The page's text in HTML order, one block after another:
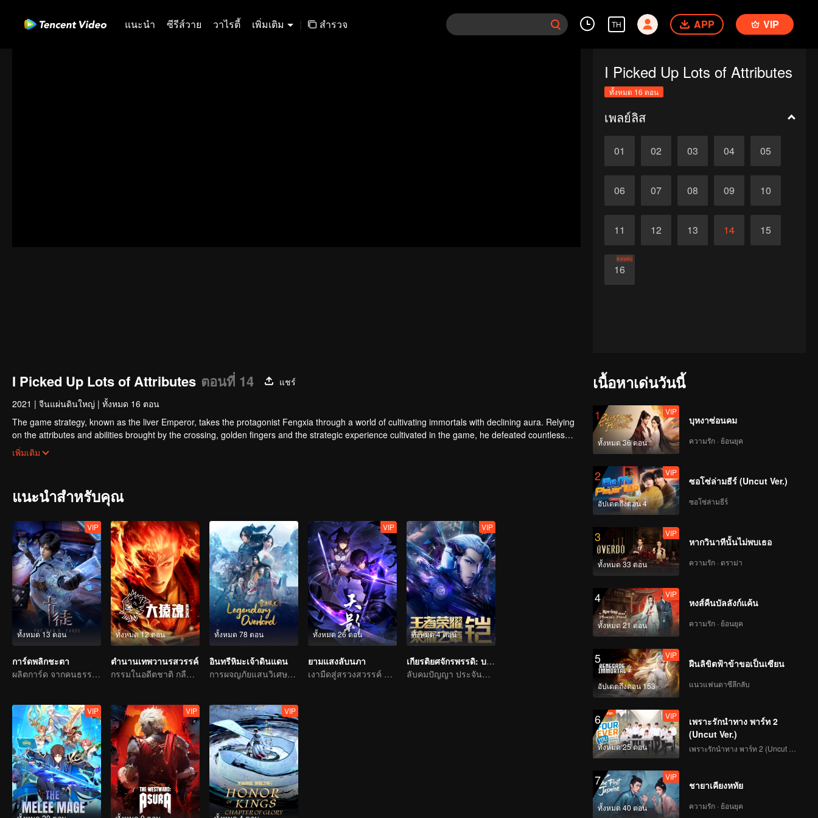
แนะนำ ซีรีส์วาย วาไรตี้ เพิ่มเติม | สำรวจ TH APP VIP
I Picked Up Lots of Attributes
ทั้งหมด 16 ตอน
เพลย์ลิส
01 02 03 04 05
06 07 08 09 10
11 12 13 14 15
16
ตอนจบ
I Picked Up Lots of Attributes ตอนที่ 14
แชร์
2021 | จีนแผ่นดินใหญ่ | ทั้งหมด 16 ตอน
The game strategy, known as the liver Emperor, takes the protagonist Fengxia through a world of cultivating immortals with declining aura. Relying
on the attributes and abilities brought by the crossing, golden fingers and the strategic experience cultivated in the game, he defeated countless
powerful enemies along the way and gained countless skills. He first solved the internal and external troubles of Qianqiu Valley and defeated the
เพิ่มเติม
แนะนำสำหรับคุณ
ทั้งหมด 13 ตอน
VIP
การ์ดพลิกชะตา
ผลิตการ์ด จากคนธรรมดาสู่วีรบุรุษ
ทั้งหมด 12 ตอน
ตำนานเทพวานรสวรรค์
กรรมในอดีตชาติ กลืนสวรรค์ให้แหลกสลาย
ทั้งหมด 78 ตอน
อินทรีหิมะเจ้าดินแดน
การผจญภัยแสนวิเศษและอุปสรรคของเด็กหนุ่มเริ่มต้นขึ้นอีกครั้ง
ทั้งหมด 26 ตอน
VIP
ยามแสงลับนภา
เงามืดสู่สรวงสวรรค์ แผดเผาวิญญาณพิทักษ์ความดี
ทั้งหมด 4 ตอน
VIP
เกียรติยศจักรพรรดิ: บทแห่งเกียรติยศ ภาคสวรรค์ลิขิต
ลับคมปัญญา ประจันชะตา
VIP VIP VIP
เนื้อหาเด่นวันนี้
1
ทั้งหมด 36 ตอน
VIP
บุหงาซ่อนคม
ความรัก · ย้อนยุค
2
อัปเดตถึงตอน 4
VIP
ซอโซ่ล่ามธีร์ (Uncut Ver.)
ซอโซ่ล่ามธีร์
3
ทั้งหมด 33 ตอน
VIP
หากวินาทีนั้นไม่พบเธอ
ความรัก · ดราม่า
4
ทั้งหมด 21 ตอน
VIP
หงส์คืนบัลลังก์แค้น
ความรัก · ย้อนยุค
5
อัปเดตถึงตอน 153
VIP
ฝืนลิขิตฟ้าข้าขอเป็นเซียน
แนวแฟนตาซีลึกลับ
6
ทั้งหมด 25 ตอน
VIP
เพราะรักนำทาง พาร์ท 2
(Uncut Ver.)
7
ทั้งหมด 40 ตอน
VIP
ชายาเคียงหทัย
ความรัก · ย้อนยุค